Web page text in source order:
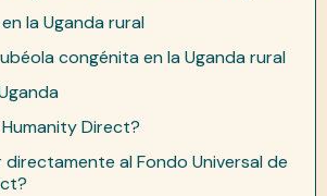
la Uganda rural
congénita en la Uganda rural
Direct?
al Fondo Universal de